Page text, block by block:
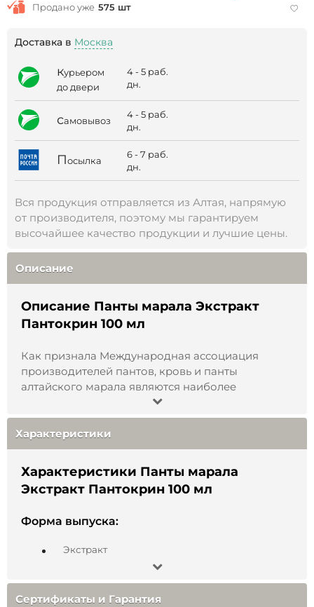
Продано уже 575 шт
Доставка в Москва
курьером
до двери
4 - 5 раб.
дн.
самовывоз
4 - 5 раб.
дн.
Посылка
6 - 7 раб.
дн.
Вся продукция отправляется из Алтая, напрямую
от производителя, поэтому мы гарантируем
высочайшее качество продукции и лучшие цены.
Описание
Описание Панты марала Экстракт
Пантокрин 100 мл
Как признала Международная ассоциация
производителей пантов, кровь и панты
алтайского марала являются наиболее
насыщенными ценными для здоровья человека
веществами. Они относятся к высшей категории
– самой дорогой в мире. Алтайские панты
оцениваются примерно в 1.5 – 2 раза дороже
новозеландских пантов. Наша компания
находится на Алтае, и мы производим панты
высшего качества.
Уникальная природа Алтая
Характеристики
Характеристики Панты марала
Экстракт Пантокрин 100 мл
Форма выпуска:
Экстракт
Сертификаты и Гарантия